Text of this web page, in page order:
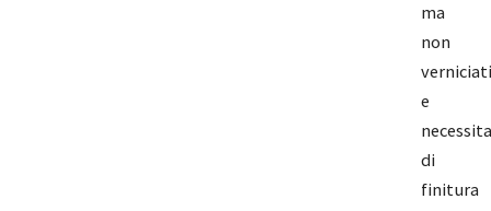
ma
non
verniciati
e
di
finitura